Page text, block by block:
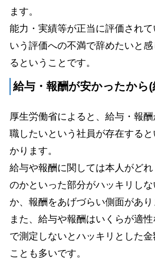
ます。
能力・実績等が正当に評価されて
いう評価への不満で辞めたいと
るということです。
給与・報酬が安かったから
厚生労働省によると、給与・報
職したいという社員が存在する
かります。
給与や報酬に関しては本人がど
のかといった部分がハッキリし
か、報酬をあげづらい側面があり
また、給与や報酬はいくらが適
で測定しないとハッキリとした
ことも多いです。